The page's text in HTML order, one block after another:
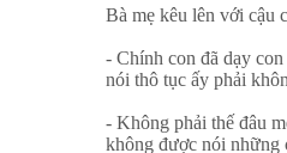
Bà mẹ kêu lên với cậu
- Chính con đã dạy
nói thô tục ấy phải
- Không phải thế đâu
không được nói những